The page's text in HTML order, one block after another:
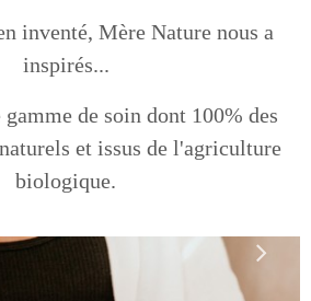
inventé, Mère Nature nous a
inspirés...
de soin dont 100% des
et issus de l'agriculture
biologique.